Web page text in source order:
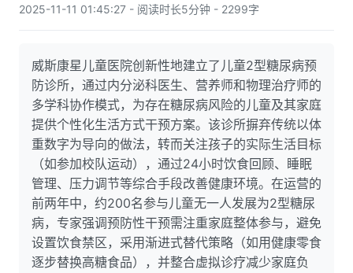
2025-11-11 01:45:27 - 阅读时长5分钟 - 2299字
威斯康星儿童医院创新性地建立了儿童2型糖尿病预
防诊所，通过内分泌科医生、营养师和物理治疗师的
多学科协作模式，为存在糖尿病风险的儿童及其家庭
提供个性化生活方式干预方案。该诊所摒弃传统以体
重数字为导向的做法，转而关注孩子的实际生活目标
（如参加校队运动），通过24小时饮食回顾、睡眠
管理、压力调节等综合手段改善健康环境。在运营的
前两年中，约200名参与儿童无一人发展为2型糖尿
病，专家强调预防性干预需注重家庭整体参与，避免
设置饮食禁区，采用渐进式替代策略（如用健康零食
逐步替换高糖食品），并整合虚拟诊疗减少家庭负